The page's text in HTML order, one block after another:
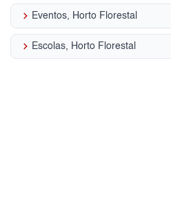
keyboard_arrow_right Eventos, Horto Florestal
keyboard_arrow_right Escolas, Horto Florestal